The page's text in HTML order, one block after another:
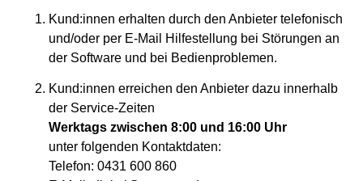
Kund:innen erhalten durch den Anbieter telefonisch
und/oder per E-Mail Hilfestellung bei Störungen an
der Software und bei Bedienproblemen.
Kund:innen erreichen den Anbieter dazu innerhalb
der Service-Zeiten
Werktags zwischen 8:00 und 16:00 Uhr
unter folgenden Kontaktdaten:
Telefon: 0431 600 860